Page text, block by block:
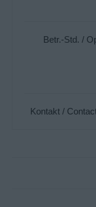
Betr.-Std. /
Kontakt /